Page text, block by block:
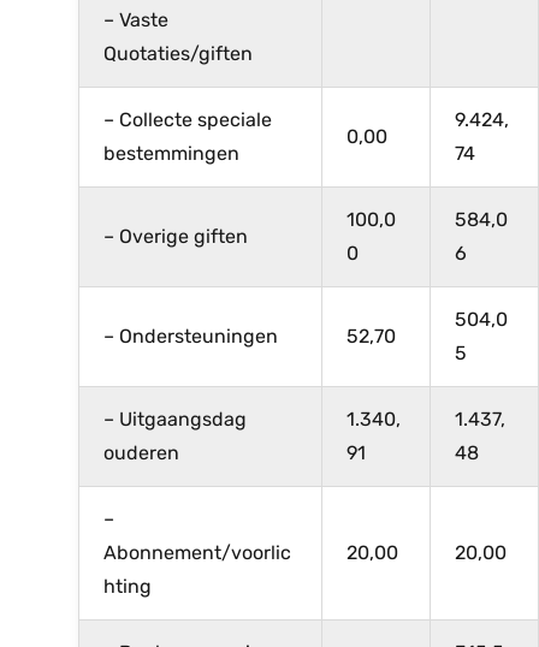
– Vaste
Quotaties/giften
– Collecte speciale
bestemmingen
0,00
9.424,
74
– Overige giften
100,0
0
584,0
6
– Ondersteuningen 52,70
504,0
5
– Uitgaangsdag
ouderen
1.340,
91
1.437,
48
–
Abonnement/voorlic
hting
20,00 20,00